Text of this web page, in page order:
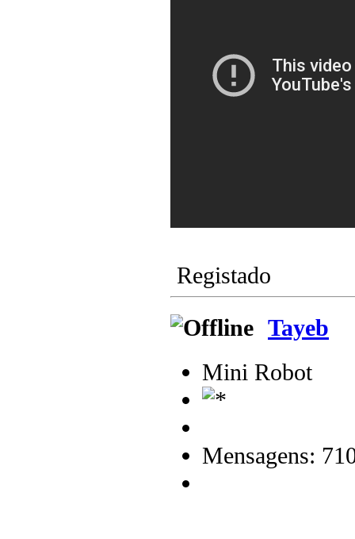
Registado
Tayeb
Mini Robot
Mensagens: